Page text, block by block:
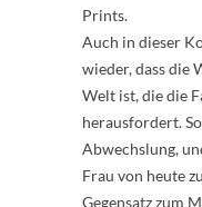
Prints.
Auch in dieser
wieder, dass die
Welt ist, die die
herausfordert.
Abwechslung,
Frau von heute
Gegensatz zum